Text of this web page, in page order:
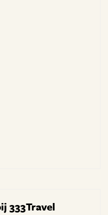
333Travel